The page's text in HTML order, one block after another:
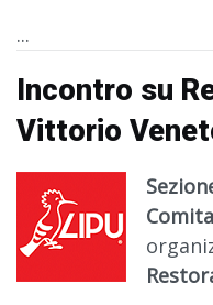
...
Incontro su
Vittorio